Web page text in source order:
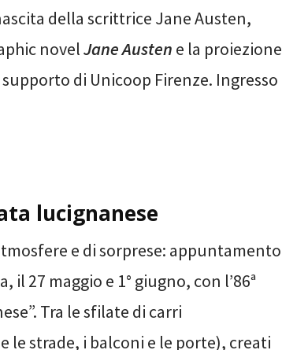
della scrittrice Jane Austen,
novelJane Austen e la proiezione
supporto di Unicoop Firenze. Ingresso
lucignanese
e di sorprese: appuntamento
27 maggio e 1° giugno, con l’86ª
Tra le sfilate di carri
strade, i balconi e le porte), creati